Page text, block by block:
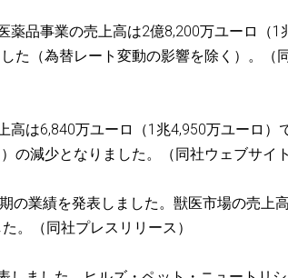
薬品事業の売上高は2億8,200万ユーロ（1
た（為替レート変動の影響を除く）。（
高は6,840万ユーロ（1兆4,950万ユーロ）
の減少となりました。（同社ウェブサイ
の業績を発表しました。獣医市場の売上
。（同社プレスリリース）